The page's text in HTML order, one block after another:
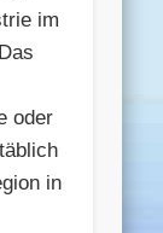
im
oder
in